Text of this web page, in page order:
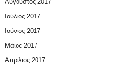
Αύγουστος 2017
Ιούλιος 2017
Ιούνιος 2017
Μάιος 2017
Απρίλιος 2017